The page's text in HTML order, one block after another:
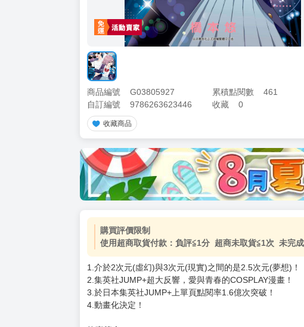
商品編號 G03805927 累積點閱數
461
自訂編號
9786263623446 收藏 0
收藏商品
購買評價限制
使用超商取貨付款：負評≦1分 超商未取貨≦1次 未完
1.介於2次元(虛幻)與3次元(現實)之間的是2.5次元(夢想)！
2.集英社JUMP+超大反響，愛與青春的COSPLAY漫畫！
3.於日本集英社JUMP+上單頁點閱率1.6億次突破！
4.動畫化決定！